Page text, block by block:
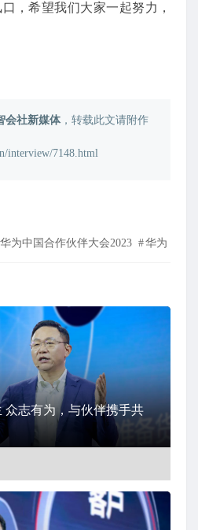
，希望我们大家一起努力，
会社新媒体，转载此文请附作
interview/7148.html
华为中国合作伙伴大会2023 华为
众志有为，与伙伴携手共